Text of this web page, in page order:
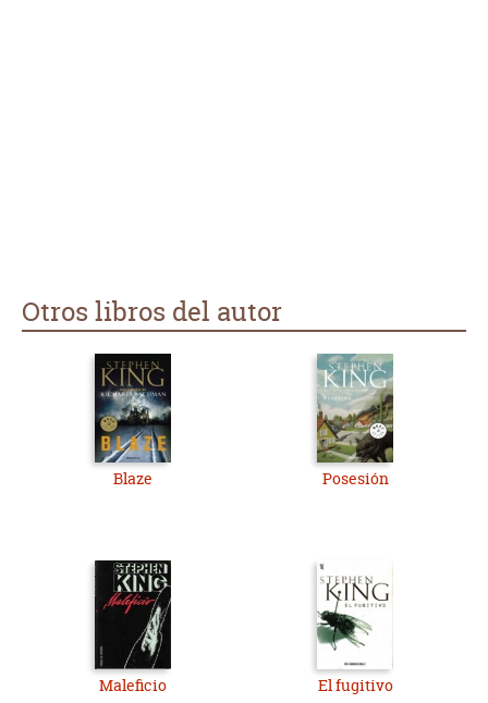
Otros libros del autor
Blaze Posesión
Maleficio El fugitivo